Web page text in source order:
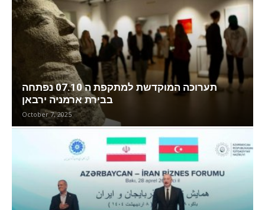
תערוכה המוקדשת למתקפת ה 07.10 נפתחה
בבירת ארמניה ירבאן
October 7, 2025